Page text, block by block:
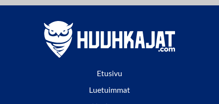
Etusivu
Luetuimmat